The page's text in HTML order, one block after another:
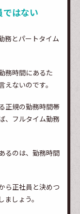
ではない
務とパートタイム
務時間にあるた
ないのです。
正規の勤務時間帯
、フルタイム勤務
るのは、勤務時間
ら正社員と決めつ
しょう。